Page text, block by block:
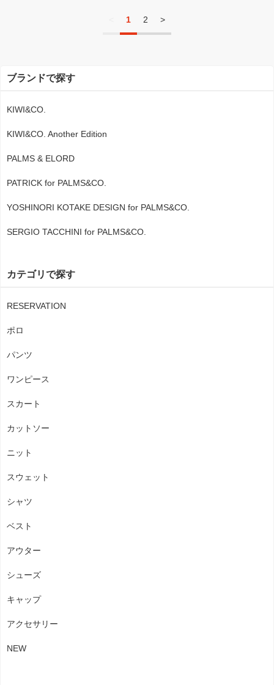
1 2 >
ブランドで探す
KIWI&CO.
KIWI&CO. Another Edition
PALMS & ELORD
PATRICK for PALMS&CO.
YOSHINORI KOTAKE DESIGN for PALMS&CO.
SERGIO TACCHINI for PALMS&CO.
カテゴリで探す
RESERVATION
ポロ
パンツ
ワンピース
スカート
カットソー
ニット
スウェット
シャツ
ベスト
アウター
シューズ
キャップ
アクセサリー
NEW